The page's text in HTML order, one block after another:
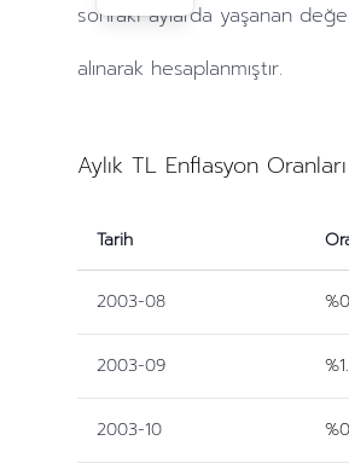
sonraki aylarda yaşanan
alınarak hesaplanmıştır.
Aylık TL Enflasyon Oranları
Tarih
2003-08
2003-09
2003-10